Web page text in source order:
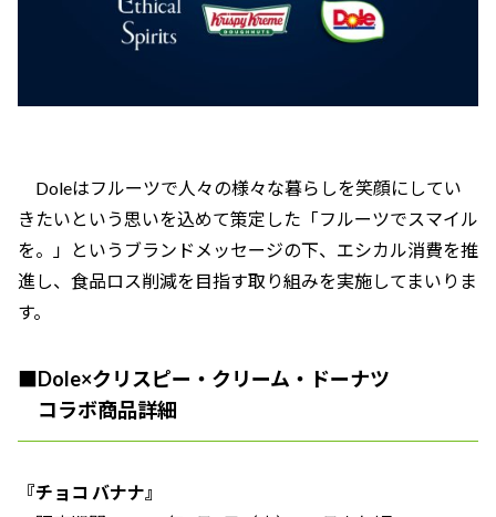
Doleはフルーツで人々の様々な暮らしを笑顔にしてい
きたいという思いを込めて策定した「フルーツでスマイル
を。」というブランドメッセージの下、エシカル消費を推
進し、食品ロス削減を目指す取り組みを実施してまいりま
す。
■Dole×クリスピー・クリーム・ドーナツ
コラボ商品詳細
『チョコ バナナ』